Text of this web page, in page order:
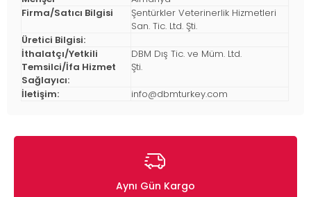
Firma/Satıcı Bilgisi
Şentürkler Veterinerlik Hizmetleri
San. Tic. Ltd. Şti.
Üretici Bilgisi:
İthalatçı/Yetkili
Temsilci/İfa Hizmet
Sağlayıcı:
DBM Dış Tic. ve Müm. Ltd.
Şti.
İletişim: info@dbmturkey.com
Aynı Gün Kargo